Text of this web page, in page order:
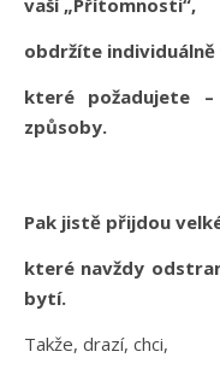
obdržíte individuálně
které požadujete
způsoby.
Pak jistě přijdou
které navždy
bytí.
Takže, drazí, chci,